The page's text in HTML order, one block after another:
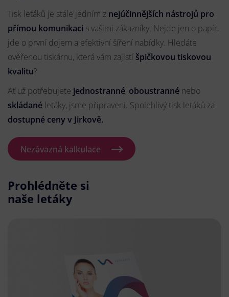
Tisk letáků je stále jedním z nejúčinnějších nástrojů pro
přímou komunikaci s vašimi zákazníky. Nejde jen o papír,
jde o první dojem a efektivní šíření nabídky. Hledáte
ověřenou tiskárnu, která vám zajistí špičkovou tiskovou
kvalitu?
Ať už potřebujete jednostranné, oboustranné nebo
skládané letáky, jsme připraveni. Spolehlivý tisk letáků za
dostupné ceny v Jirkově.
Nezávazná kalkulace
Prohlédněte si
naše letáky